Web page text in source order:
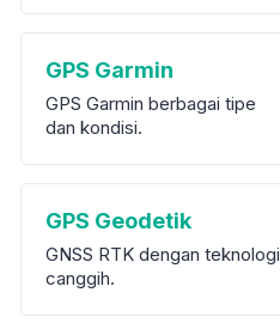
GPS Garmin
GPS Garmin berbagai tipe
dan kondisi.
GPS Geodetik
GNSS RTK dengan teknologi
canggih.